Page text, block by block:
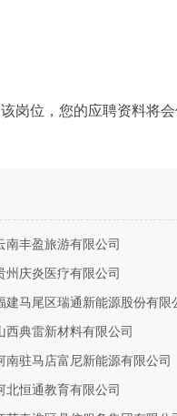
岗位，您的应聘资料将
南丰盈旅游有限公司
州庆炎医疗有限公司
建马尾区瑞通新能源股份有限
西典雷新材料有限公司
南驻马店富尼新能源有限公司
北恒通教育有限公司